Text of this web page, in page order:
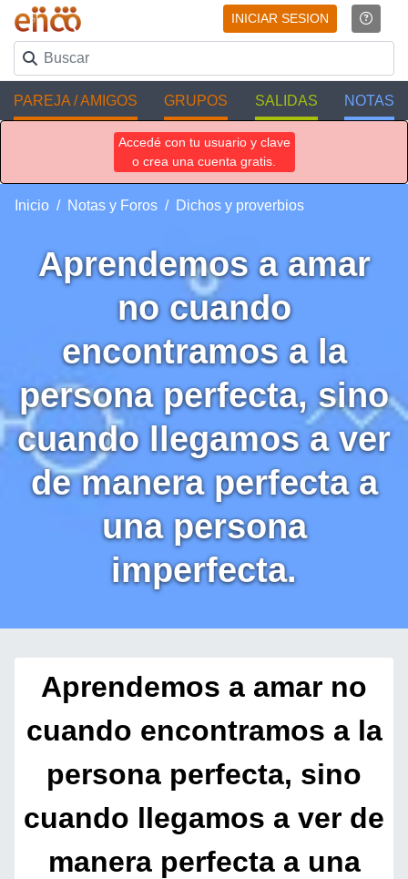
INICIAR SESION
PAREJA / AMIGOS GRUPOS SALIDAS NOTAS
Accedé con tu usuario y clave
o crea una cuenta gratis.
Inicio Notas y Foros Dichos y proverbios
Aprendemos a amar
no cuando
encontramos a la
persona perfecta, sino
cuando llegamos a ver
de manera perfecta a
una persona
imperfecta.
Aprendemos a amar no
cuando encontramos a la
persona perfecta, sino
cuando llegamos a ver de
manera perfecta a una